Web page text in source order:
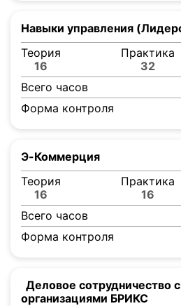
Навыки управления
Теория
16
Практика
32
Всего часов
Форма контроля
Э-Коммерция
Теория
16
Практика
16
Всего часов
Форма контроля
Деловое сотрудничество
организациями БРИКС